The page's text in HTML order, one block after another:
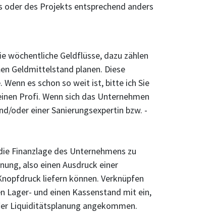
oder des Projekts entsprechend anders
wöchentliche Geldflüsse, dazu zählen
Geldmittelstand planen. Diese
es schon so weit ist, bitte ich Sie
Profi. Wenn sich das Unternehmen
oder einer Sanierungsexpertin bzw. -
Finanzlage des Unternehmens zu
also einen Ausdruck einer
liefern können. Verknüpfen
Lager- und einen Kassenstand mit ein,
Liquiditätsplanung angekommen.